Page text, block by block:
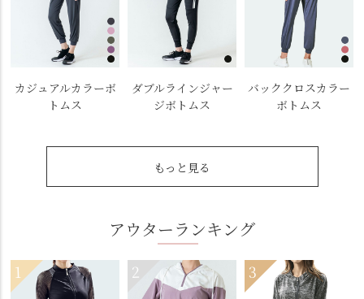
カジュアルカラーボ
トムス
ダブルラインジャー
ジボトムス
バッククロスカラー
ボトムス
もっと見る
アウターランキング